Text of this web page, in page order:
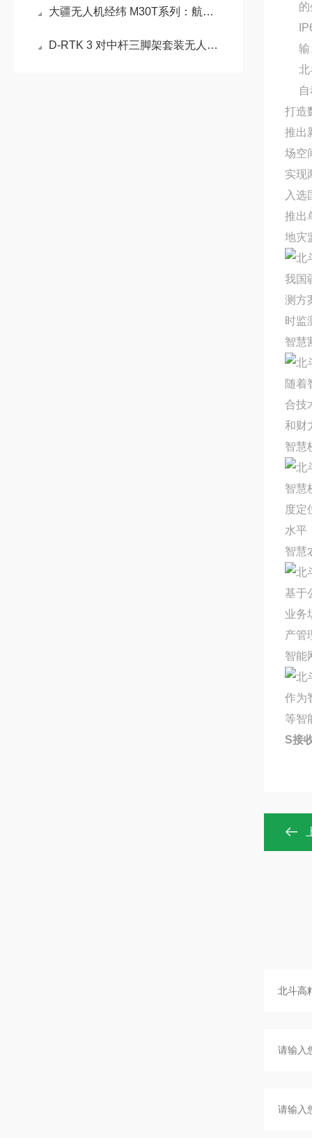
大疆无人机经纬 M30T系列：航拍技术的未来
D-RTK 3 对中杆三脚架套装无人机的应用及其意义
输
北
打造
推出
场空
实现
入选
推出
地灾
我国
测方
时监
智慧
随着
合技
和财
智慧
智慧
度定
水平
智慧
基于
业务
产管
智能
作为
等智
S接